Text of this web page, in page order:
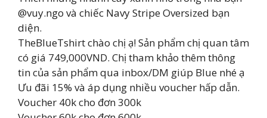
@vuy.ngo và chiếc Navy Stripe Oversized bạn
diện.
TheBlueTshirt chào chị ạ! Sản phẩm chị quan tâm
có giá 749,000VND. Chị tham khảo thêm thông
tin của sản phẩm qua inbox/DM giúp Blue nhé ạ
Ưu đãi 15% và áp dụng nhiều voucher hấp dẫn.
Voucher 40k cho đơn 300k